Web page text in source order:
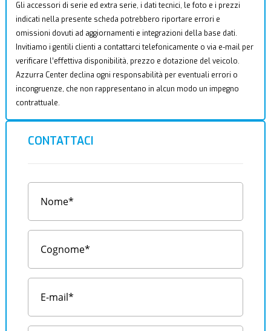
Gli accessori di serie ed extra serie, i dati tecnici, le foto e i prezzi
indicati nella presente scheda potrebbero riportare errori e
omissioni dovuti ad aggiornamenti e integrazioni della base dati.
Invitiamo i gentili clienti a contattarci telefonicamente o via e-mail per
verificare l’effettiva disponibilità, prezzo e dotazione del veicolo.
Azzurra Center declina ogni responsabilità per eventuali errori o
incongruenze, che non rappresentano in alcun modo un impegno
contrattuale.
CONTATTACI